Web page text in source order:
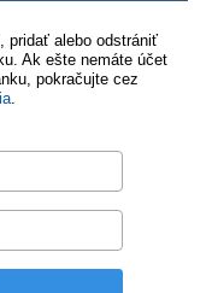
pridať alebo odstrániť
Ak ešte nemáte účet
pokračujte cez
.